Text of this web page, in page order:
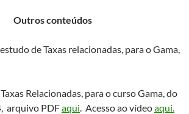
Outros conteúdos
de Taxas relacionadas, para o Gama,
Relacionadas, para o curso Gama, do
arquivo PDFaqui . Acesso ao vídeoaqui.